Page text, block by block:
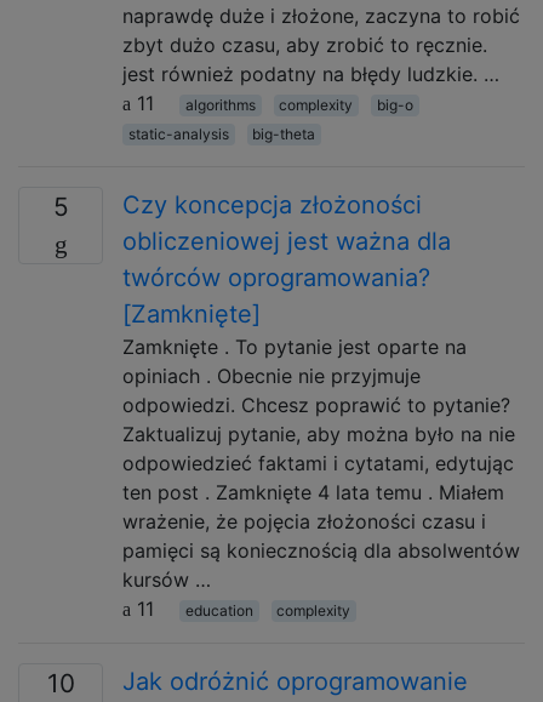
naprawdę duże i złożone, zaczyna to robić
zbyt dużo czasu, aby zrobić to ręcznie.
jest również podatny na błędy ludzkie. …
11
algorithms complexity
big-o
static-analysis
big-theta
5
Czy koncepcja złożoności
obliczeniowej jest ważna dla
twórców oprogramowania?
[Zamknięte]
Zamknięte . To pytanie jest oparte na
opiniach . Obecnie nie przyjmuje
odpowiedzi. Chcesz poprawić to pytanie?
Zaktualizuj pytanie, aby można było na nie
odpowiedzieć faktami i cytatami, edytując
ten post . Zamknięte 4 lata temu . Miałem
wrażenie, że pojęcia złożoności czasu i
pamięci są koniecznością dla absolwentów
kursów …
11
education complexity
10
Jak odróżnić oprogramowanie